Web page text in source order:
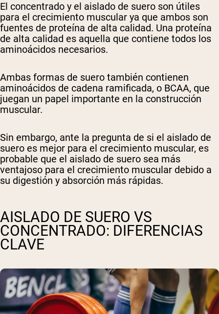
El concentrado y el aislado de suero son útiles
para el crecimiento muscular ya que ambos son
fuentes de proteína de alta calidad. Una proteína
de alta calidad es aquella que contiene todos los
aminoácidos necesarios.
Ambas formas de suero también contienen
aminoácidos de cadena ramificada, o BCAA, que
juegan un papel importante en la construcción
muscular.
Sin embargo, ante la pregunta de si el aislado de
suero es mejor para el crecimiento muscular, es
probable que el aislado de suero sea más
ventajoso para el crecimiento muscular debido a
su digestión y absorción más rápidas.
AISLADO DE SUERO VS
CONCENTRADO: DIFERENCIAS
CLAVE